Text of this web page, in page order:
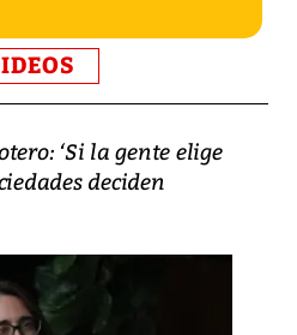
‘Si la gente elige
deciden